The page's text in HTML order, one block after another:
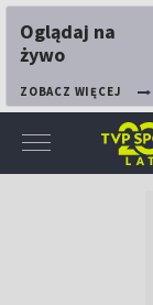
Oglądaj na
żywo
ZOBACZ WIĘCEJ